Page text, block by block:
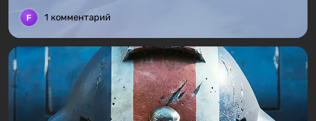
1 комментарий